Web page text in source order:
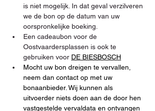
is niet mogelijk. In dat geval verzilveren
we de bon op de datum van uw
oorspronkelijke boeking.
Een cadeaubon voor de
Oostvaardersplassen is ook te
gebruiken voor DE BIESBOSCH
Mocht uw bon dreigen te vervallen,
neem dan contact op met uw
bonaanbieder. Wij kunnen als
uitvoerder niets doen aan de door hen
vastgestelde vervaldata en ontvangen